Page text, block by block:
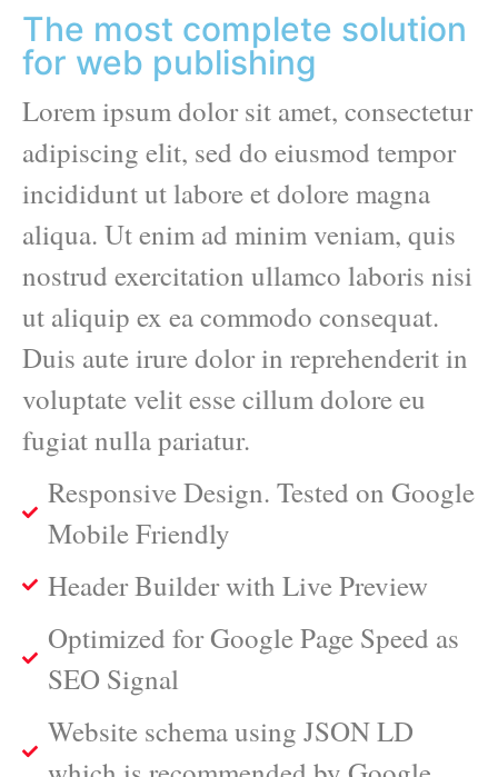
The most complete solution
for web publishing
Lorem ipsum dolor sit amet, consectetur
adipiscing elit, sed do eiusmod tempor
incididunt ut labore et dolore magna
aliqua. Ut enim ad minim veniam, quis
nostrud exercitation ullamco laboris nisi
ut aliquip ex ea commodo consequat.
Duis aute irure dolor in reprehenderit in
voluptate velit esse cillum dolore eu
fugiat nulla pariatur.
Responsive Design. Tested on Google
Mobile Friendly
Header Builder with Live Preview
Optimized for Google Page Speed as
SEO Signal
Website schema using JSON LD